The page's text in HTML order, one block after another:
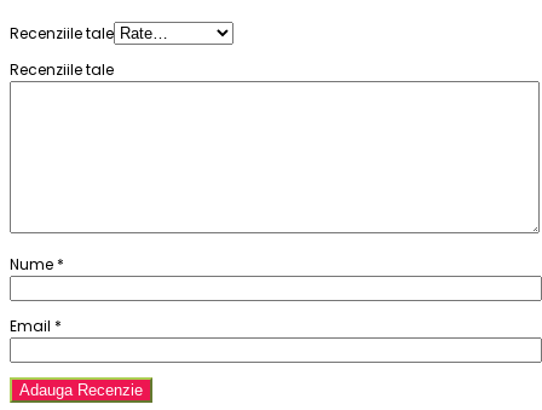
Recenziile tale
Recenziile tale
Nume *
Email *